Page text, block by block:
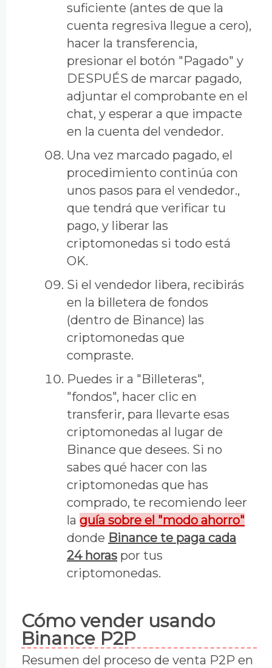
suficiente (antes de que la
cuenta regresiva llegue a cero),
hacer la transferencia,
presionar el botón "Pagado" y
DESPUÉS de marcar pagado,
adjuntar el comprobante en el
chat, y esperar a que impacte
en la cuenta del vendedor.
Una vez marcado pagado, el
procedimiento continúa con
unos pasos para el vendedor.,
que tendrá que verificar tu
pago, y liberar las
criptomonedas si todo está
OK.
Si el vendedor libera, recibirás
en la billetera de fondos
(dentro de Binance) las
criptomonedas que
compraste.
Puedes ir a "Billeteras",
"fondos", hacer clic en
transferir, para llevarte esas
criptomonedas al lugar de
Binance que desees. Si no
sabes qué hacer con las
criptomonedas que has
comprado, te recomiendo leer
la guía sobre el "modo ahorro"
donde Binance te paga cada
24 horas por tus
criptomonedas.
Cómo vender usando
Binance P2P
Resumen del proceso de venta P2P en